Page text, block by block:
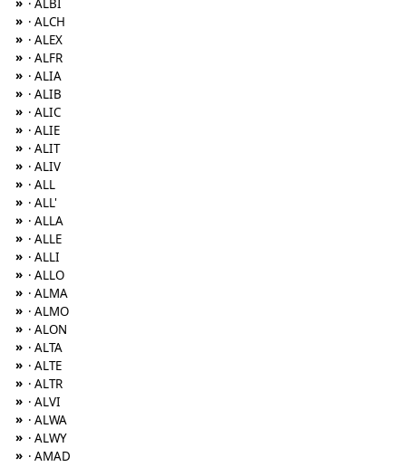
· ALBI
» · ALCH
» · ALEX
» · ALFR
» · ALIA
» · ALIB
» · ALIC
» · ALIE
» · ALIT
» · ALIV
» · ALL
» · ALL'
» · ALLA
» · ALLE
» · ALLI
» · ALLO
» · ALMA
» · ALMO
» · ALON
» · ALTA
» · ALTE
» · ALTR
» · ALVI
» · ALWA
» · ALWY
» · AMAD